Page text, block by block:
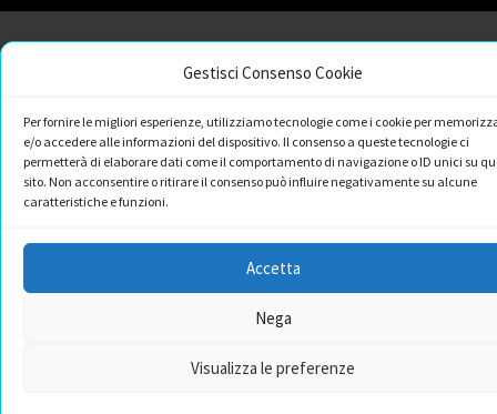
Gestisci Consenso Cookie
Per fornire le migliori esperienze, utilizziamo tecnologie come i cookie per
e/o accedere alle informazioni del dispositivo. Il consenso a queste tecnologie ci
permetterà di elaborare dati come il comportamento di navigazione o ID unici su
sito. Non acconsentire o ritirare il consenso può influire negativamente su alcune
caratteristiche e funzioni.
Accetta
Nega
Visualizza le preferenze